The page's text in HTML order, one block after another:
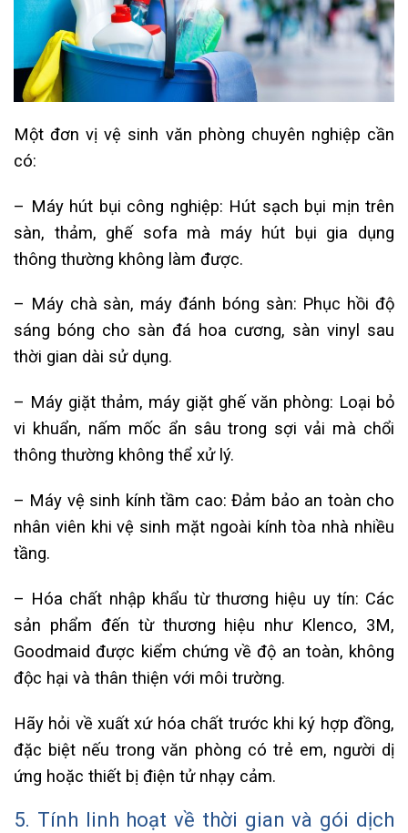
Một đơn vị vệ sinh văn phòng chuyên nghiệp cần
có:
– Máy hút bụi công nghiệp: Hút sạch bụi mịn trên
sàn, thảm, ghế sofa mà máy hút bụi gia dụng
thông thường không làm được.
– Máy chà sàn, máy đánh bóng sàn: Phục hồi độ
sáng bóng cho sàn đá hoa cương, sàn vinyl sau
thời gian dài sử dụng.
– Máy giặt thảm, máy giặt ghế văn phòng: Loại bỏ
vi khuẩn, nấm mốc ẩn sâu trong sợi vải mà chổi
thông thường không thể xử lý.
– Máy vệ sinh kính tầm cao: Đảm bảo an toàn cho
nhân viên khi vệ sinh mặt ngoài kính tòa nhà nhiều
tầng.
– Hóa chất nhập khẩu từ thương hiệu uy tín: Các
sản phẩm đến từ thương hiệu như Klenco, 3M,
Goodmaid được kiểm chứng về độ an toàn, không
độc hại và thân thiện với môi trường.
Hãy hỏi về xuất xứ hóa chất trước khi ký hợp đồng,
đặc biệt nếu trong văn phòng có trẻ em, người dị
ứng hoặc thiết bị điện tử nhạy cảm.
5. Tính linh hoạt về thời gian và gói dịch